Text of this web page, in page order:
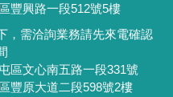
豐興路一段512號5樓
，需洽詢業務請先來電確認
區文心南五路一段331號
豐原大道二段598號2樓